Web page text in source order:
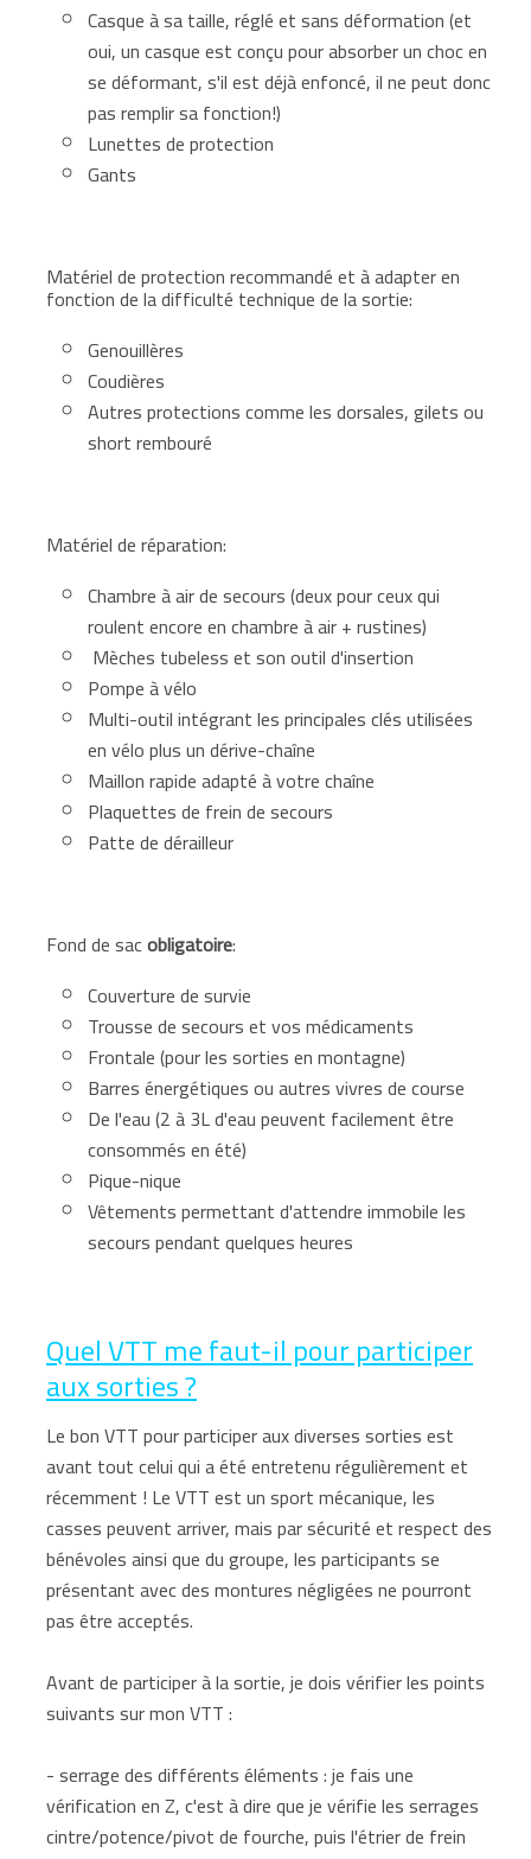
Casque à sa taille, réglé et sans déformation (et
oui, un casque est conçu pour absorber un choc en
se déformant, s'il est déjà enfoncé, il ne peut donc
pas remplir sa fonction!)
Lunettes de protection
Gants
Matériel de protection recommandé et à adapter en
fonction de la difficulté technique de la sortie:
Genouillères
Coudières
Autres protections comme les dorsales, gilets ou
short rembouré
Matériel de réparation:
Chambre à air de secours (deux pour ceux qui
roulent encore en chambre à air + rustines)
Mèches tubeless et son outil d'insertion
Pompe à vélo
Multi-outil intégrant les principales clés utilisées
en vélo plus un dérive-chaîne
Maillon rapide adapté à votre chaîne
Plaquettes de frein de secours
Patte de dérailleur
Fond de sacobligatoire:
Couverture de survie
Trousse de secours et vos médicaments
Frontale (pour les sorties en montagne)
Barres énergétiques ou autres vivres de course
De l'eau (2 à 3L d'eau peuvent facilement être
consommés en été)
Pique-nique
Vêtements permettant d'attendre immobile les
secours pendant quelques heures
Quel VTT me faut-il pour participer
aux sorties ?
Le bon VTT pour participer aux diverses sorties est
avant tout celui qui a été entretenu régulièrement et
récemment ! Le VTT est un sport mécanique, les
casses peuvent arriver, mais par sécurité et respect des
bénévoles ainsi que du groupe, les participants se
présentant avec des montures négligées ne pourront
pas être acceptés.
Avant de participer à la sortie, je dois vérifier les points
suivants sur mon VTT :
- serrage des différents éléments : je fais une
vérification en Z, c'est à dire que je vérifie les serrages
cintre/potence/pivot de fourche, puis l'étrier de frein